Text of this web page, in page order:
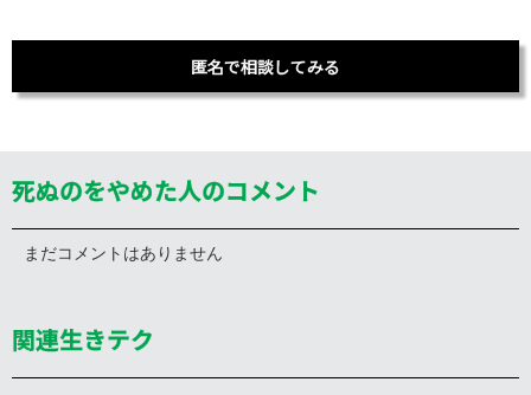
匿名で相談してみる
死ぬのをやめた人のコメント
まだコメントはありません
関連生きテク